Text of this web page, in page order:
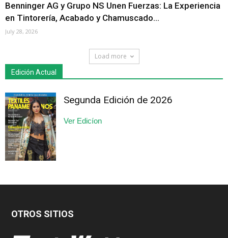
Benninger AG y Grupo NS Unen Fuerzas: La Experiencia
en Tintorería, Acabado y Chamuscado...
July 28, 2026
Load more
Edición Actual
Segunda Edición de 2026
Ver Edicíon
OTROS SITIOS